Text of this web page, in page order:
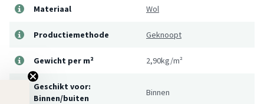
Materiaal Wol
Productiemethode Geknoopt
Gewicht per m² 2,90kg/m²
Geschikt voor:
Binnen/buiten
Binnen